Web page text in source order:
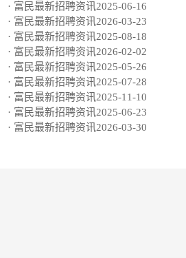
· 富民最新招聘资讯2025-06-16
· 富民最新招聘资讯2026-03-23
· 富民最新招聘资讯2025-08-18
· 富民最新招聘资讯2026-02-02
· 富民最新招聘资讯2025-05-26
· 富民最新招聘资讯2025-07-28
· 富民最新招聘资讯2025-11-10
· 富民最新招聘资讯2025-06-23
· 富民最新招聘资讯2026-03-30